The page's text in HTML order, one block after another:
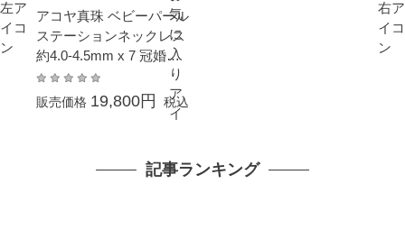
アコヤ真珠 ベビーパール
ステーションネックレス
約4.0-4.5mm x 7 冠婚葬
祭 結婚式 卒業 入園 入学
式 母の日 ホワイトデー
プレゼント 金属アレルギ
販売価格 19,800円 税込
記事ランキング